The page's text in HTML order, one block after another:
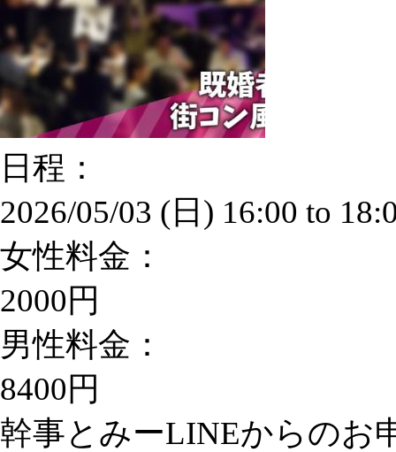
日程：
2026/05/03 (日) 16:00 to
女性料金：
2000円
男性料金：
8400円
幹事とみーLINEからのお